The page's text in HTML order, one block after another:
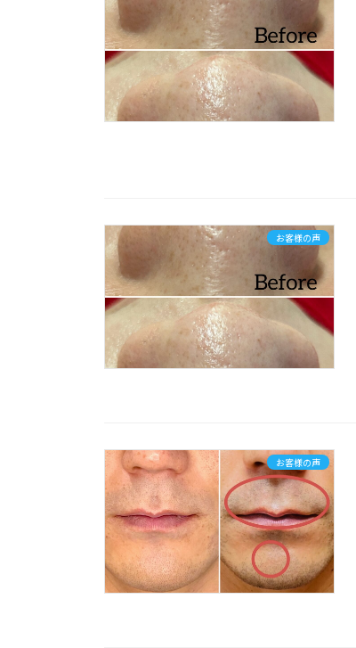
お客様の声
お客様の声